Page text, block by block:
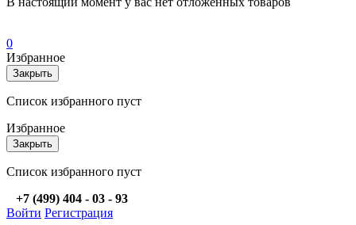
0
Избранное
Закрыть
Список избранного пуст
Избранное
Закрыть
Список избранного пуст
+7 (499) 404 - 03 - 93
Войти Регистрация